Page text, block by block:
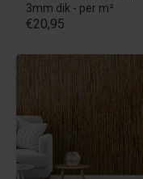
3mm dik - per m²
€20,95